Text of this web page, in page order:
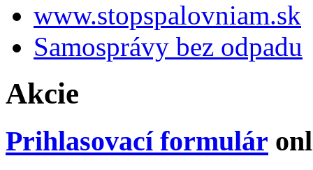
www.stopspalovniam.sk
Samosprávy bez odpadu
Akcie
Prihlasovací formulár